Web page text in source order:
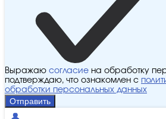
Выражаю согласие на обработку
подтверждаю, что ознакомлен с
обработки персональных данных
Отправить